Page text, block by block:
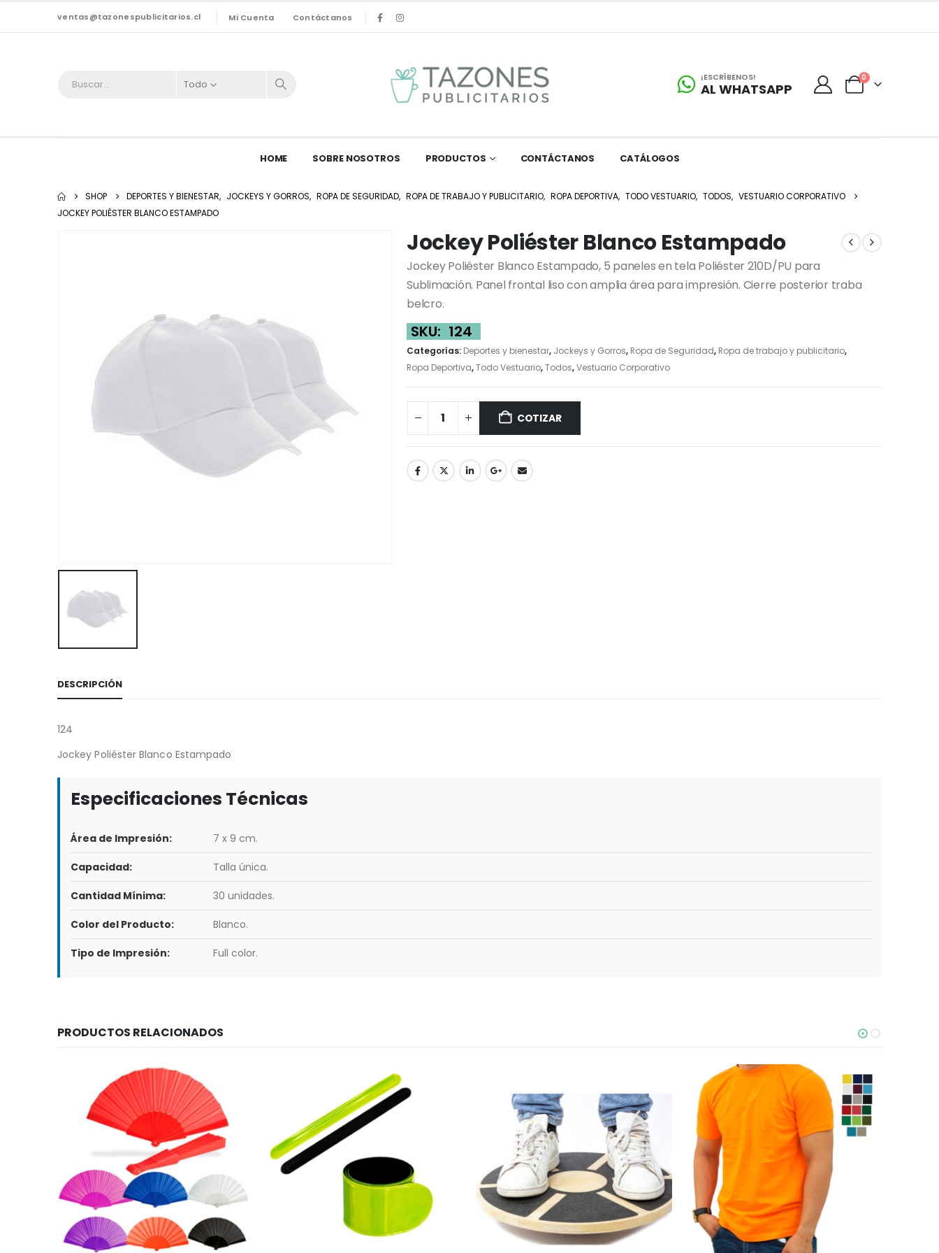
ventas@tazonespublicitarios.cl Mi Cuenta Contáctanos
Todo
¡ESCRÍBENOS!
AL WHATSAPP
0
HOME SOBRE NOSOTROS PRODUCTOS CONTÁCTANOS CATÁLOGOS
SHOP DEPORTES Y BIENESTAR, JOCKEYS Y GORROS, ROPA DE SEGURIDAD, ROPA DE TRABAJO Y PUBLICITARIO, ROPA DEPORTIVA, TODO VESTUARIO, TODOS, VESTUARIO CORPORATIVO
JOCKEY POLIÉSTER BLANCO ESTAMPADO
Jockey Poliéster Blanco Estampado
Jockey Poliéster Blanco Estampado, 5 paneles en tela Poliéster 210D/PU para
Sublimación. Panel frontal liso con amplia área para impresión. Cierre posterior traba
belcro.
SKU: 124
Categorías: Deportes y bienestar, Jockeys y Gorros, Ropa de Seguridad, Ropa de trabajo y publicitario,
Ropa Deportiva,Todo Vestuario,Todos,Vestuario Corporativo
COTIZAR
DESCRIPCIÓN
124
Jockey Poliéster Blanco Estampado
Especificaciones Técnicas
Área de Impresión: 7 x 9 cm.
Capacidad: Talla única.
Cantidad Mínima: 30 unidades.
Color del Producto: Blanco.
Tipo de Impresión: Full color.
PRODUCTOS RELACIONADOS